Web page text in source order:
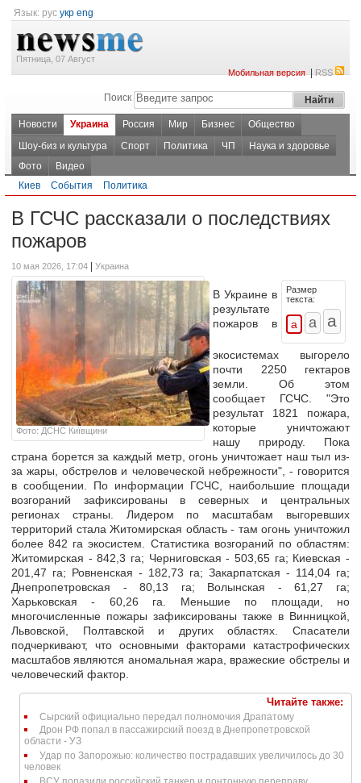
Язык: рус укр eng
Пятница, 07 Август
Мобильная версия|RSS
Поиск
Новости Украина Россия Мир Бизнес
Общество
Шоу-биз и культура
Спорт Политика ЧП
Наука и здоровье
Фото
Видео
Киев
События Политика
В ГСЧС рассказали о последствиях
пожаров
10 мая 2026, 17:04 Украина
Фото: ДСНС Київщини
Размер
текста:
В Украине в
результате
пожаров в
экосистемах выгорело
почти 2250 гектаров
земли. Об этом
сообщает ГСЧС. "Это
результат 1821 пожара,
которые уничтожают
нашу природу. Пока
страна борется за каждый метр, огонь уничтожает наш тыл из-
за жары, обстрелов и человеческой небрежности", - говорится
в сообщении. По информации ГСЧС, наибольшие площади
возгораний зафиксированы в северных и центральных
регионах страны. Лидером по масштабам выгоревших
территорий стала Житомирская область - там огонь уничтожил
более 842 га экосистем. Статистика возгораний по областям:
Житомирская - 842,3 га; Черниговская - 503,65 га; Киевская -
201,47 га; Ровненская - 182,73 га; Закарпатская - 114,04 га;
Днепропетровская - 80,13 га; Волынская - 61,27 га;
Харьковская - 60,26 га. Меньшие по площади, но
многочисленные пожары зафиксированы также в Винницкой,
Львовской, Полтавской и других областях. Спасатели
подчеркивают, что основными факторами катастрофических
масштабов являются аномальная жара, вражеские обстрелы и
человеческий фактор.
Читайте также:
Сырский официально передал полномочия Драпатому
Дрон РФ попал в пассажирский поезд в Днепропетровской
области - УЗ
Удар по Запорожью: количество пострадавших увеличилось до 30
человек